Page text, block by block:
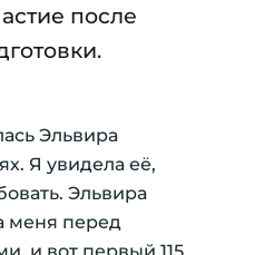
после
Эльвира
Я увидела её,
Эльвира
меня перед